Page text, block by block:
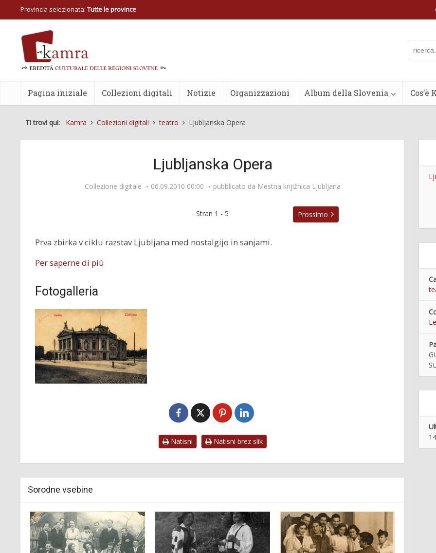
Provincia selezionata: Tutte le province
Pagina iniziale Collezioni digitali Notizie Organizzazioni Album della Slovenia Cos’è
Ti trovi qui: Kamra Collezioni digitali teatro Ljubljanska Opera
Ljubljanska Opera
Collezione digitale 06.09.2010 00:00 pubblicato da Mestna knjižnica Ljubljana
Stran 1 - 5 Prossimo
Prva zbirka v ciklu razstav Ljubljana med nostalgijo in sanjami.
Per saperne di più
Fotogalleria
Natisni Natisni brez slik
Sorodne vsebine